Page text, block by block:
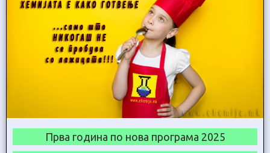
Прва година по нова програма 2025